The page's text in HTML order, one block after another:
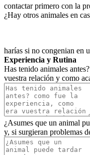
contactar primero con la
¿Hay otros animales en
harías si no congenian en
Experiencia y Rutina
Has tenido animales
vuestra relación y como
¿Asumes que un animal
y, si surgieran problemas